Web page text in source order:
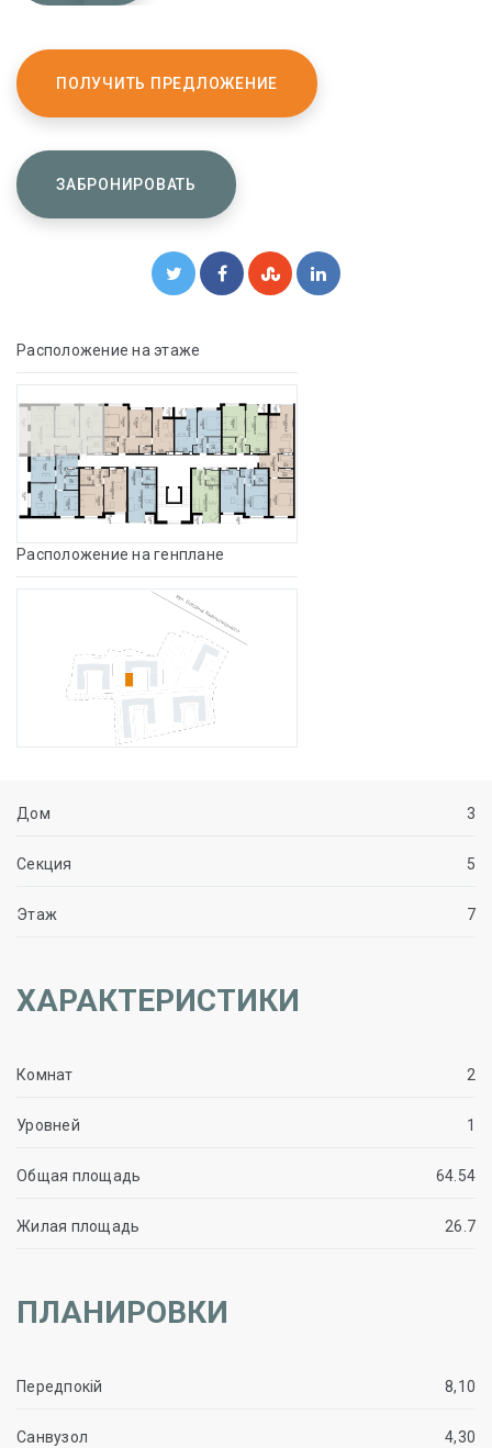
ПОЛУЧИТЬ ПРЕДЛОЖЕНИЕ
ЗАБРОНИРОВАТЬ
Расположение на этаже
Расположение на генплане
Дом 3
Секция 5
Этаж 7
ХАРАКТЕРИСТИКИ
Комнат 2
Уровней 1
Общая площадь 64.54
Жилая площадь 26.7
ПЛАНИРОВКИ
Передпокій 8,10
Санвузол 4,30